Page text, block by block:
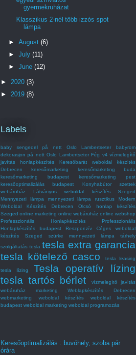
gyermekruházat
Klasszikus 2-nél több izzós spot
lámpa
► August (6)
► July (11)
► June (12)
► 2020 (3)
► 2019 (8)
Labels
baby sengedel på nett Oslo Lambertseter
babyrom
dekorasjon på nett Oslo Lambertseter Fég v4 vízmelegítő
javítás
honlapkészítés
Keresőbarát weboldal készítés
Debrecen
keresőmarketing
keresőmarketing buda
keresőmarketing budapest
keresőmarketing pest
keresőoptimalizálás budapest
Konyhabútor szettek
webáruház
Látványos weboldal készítés Szeged
Mennyezeti lámpa
mennyezeti lámpa rusztikus
Modern
Weboldal Készítés Debrecen
Olcsó honlap készítés
Szeged online marketing online webáruház online webshop
Professzionális Honlapkészítés
Professzionális
Honlapkészítés budapest
Reszponzív Céges weboldal
készítés Szeged
szürke mennyezeti lámpa
tárhely
szolgáltatás tesla tesla extra garancia
tesla kötelező casco
tesla leasing
tesla lízing
Tesla operatív lízing
tesla tartós bérlet
vízmelegítő javítás
webáruház marketing
Weblapkészítés Debrecen
webmarketing
weboldal készítés
weboldal készítés
budapest weboldal marketing weboldal programozás
Keresőoptimalizálás : buvóhely, szoba pár
órára